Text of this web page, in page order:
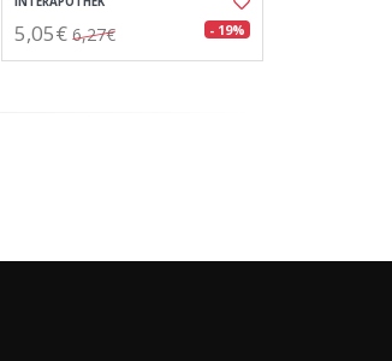
5,05€ 6,27€ - 19%